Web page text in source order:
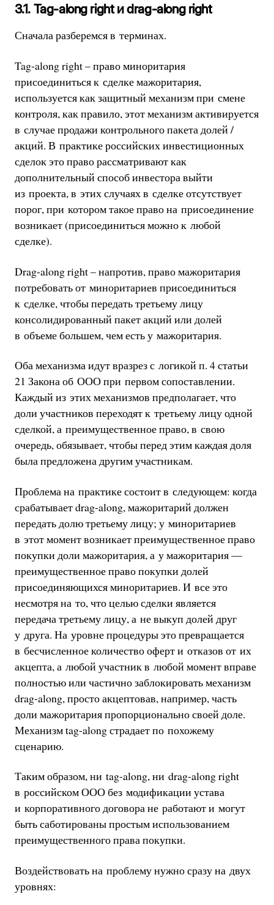
3.1. Tag-along right и drag-along right
Сначала разберемся в терминах.
Tag-along right – право миноритария
присоединиться к сделке мажоритария,
используется как защитный механизм при смене
контроля, как правило, этот механизм активируется
в случае продажи контрольного пакета долей /
акций. В практике российских инвестиционных
сделок это право рассматривают как
дополнительный способ инвестора выйти
из проекта, в этих случаях в сделке отсутствует
порог, при котором такое право на присоединение
возникает (присоединиться можно к любой
сделке).
Drag-along right – напротив, право мажоритария
потребовать от миноритариев присоединиться
к сделке, чтобы передать третьему лицу
консолидированный пакет акций или долей
в объеме большем, чем есть у мажоритария.
Оба механизма идут вразрез с логикой п. 4 статьи
21 Закона об ООО при первом сопоставлении.
Каждый из этих механизмов предполагает, что
доли участников переходят к третьему лицу одной
сделкой, а преимущественное право, в свою
очередь, обязывает, чтобы перед этим каждая доля
была предложена другим участникам.
Проблема на практике состоит в следующем: когда
срабатывает drag-along, мажоритарий должен
передать долю третьему лицу; у миноритариев
в этот момент возникает преимущественное право
покупки доли мажоритария, а у мажоритария —
преимущественное право покупки долей
присоединяющихся миноритариев. И все это
несмотря на то, что целью сделки является
передача третьему лицу, а не выкуп долей друг
у друга. На уровне процедуры это превращается
в бесчисленное количество оферт и отказов от их
акцепта, а любой участник в любой момент вправе
полностью или частично заблокировать механизм
drag-along, просто акцептовав, например, часть
доли мажоритария пропорционально своей доле.
Механизм tag-along страдает по похожему
сценарию.
Таким образом, ни tag-along, ни drag-along right
в российском ООО без модификации устава
и корпоративного договора не работают и могут
быть саботированы простым использованием
преимущественного права покупки.
Воздействовать на проблему нужно сразу на двух
уровнях: